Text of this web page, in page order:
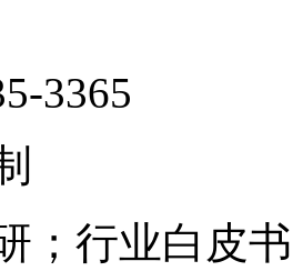
3365
；行业白皮